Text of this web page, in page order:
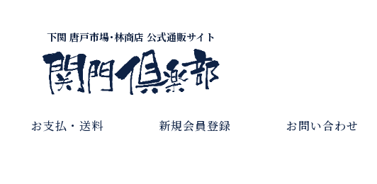
下関 唐戸市場･林商店 公式通販サイト
お支払・送料 新規会員登録 お問い合わせ